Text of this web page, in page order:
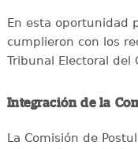
En esta oportunidad
cumplieron con los
Tribunal Electoral del
Integración de la
La Comisión de